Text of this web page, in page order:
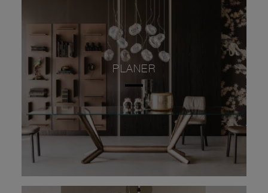
PLANER